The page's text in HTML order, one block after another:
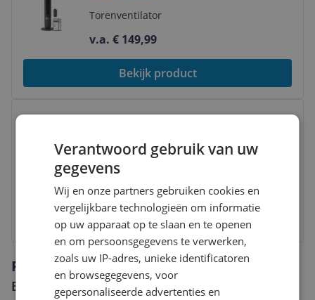
Torenventilator
v.a. € 149,99
Bekijk product
Dyson Cool CF1 - AM12 - Ventilator -
2026 |Januari|Januari|2026
Bekijk product
Reviews
Er zijn nog geen reviews geschreven
Verantwoord gebruik van uw
gegevens
Wij en onze partners gebruiken cookies en
vergelijkbare technologieën om informatie
op uw apparaat op te slaan en te openen
en om persoonsgegevens te verwerken,
zoals uw IP-adres, unieke identificatoren
en browsegegevens, voor
gepersonaliseerde advertenties en